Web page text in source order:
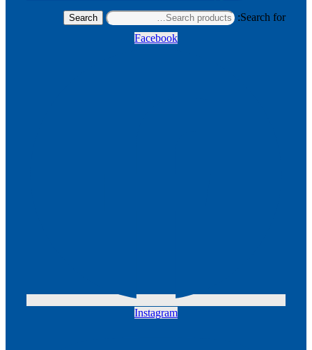
Search for:
Search
Facebook
Instagram